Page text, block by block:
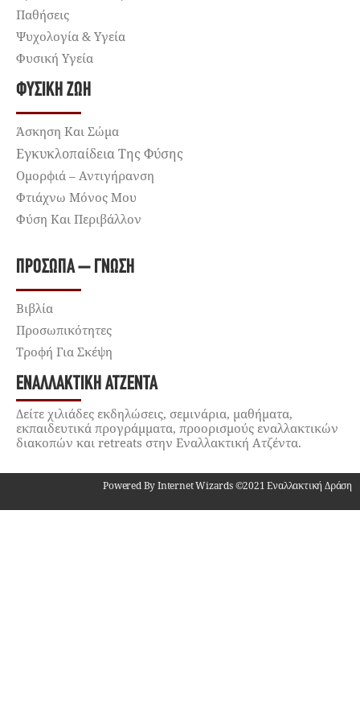
Παθήσεις
Ψυχολογία & Υγεία
Φυσική Υγεία
ΦΥΣΙΚΉ ΖΩΉ
Άσκηση Και Σώμα
Εγκυκλοπαίδεια Της Φύσης
Ομορφιά – Αντιγήρανση
Φτιάχνω Μόνος Μου
Φύση Και Περιβάλλον
ΠΡΌΣΩΠΑ – ΓΝΏΣΗ
Βιβλία
Προσωπικότητες
Τροφή Για Σκέψη
ΕΝΑΛΛΑΚΤΙΚΉ ΑΤΖΈΝΤΑ
Δείτε χιλιάδες εκδηλώσεις, σεμινάρια, μαθήματα,
εκπαιδευτικά προγράμματα, προορισμούς εναλλακτικών
διακοπών και retreats στην Εναλλακτική Ατζέντα.
Powered By Internet Wizards ©2021 Εναλλακτική Δράση